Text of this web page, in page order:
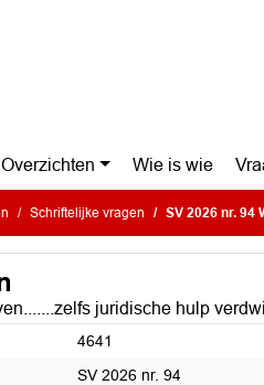
Overzichten Wie is wie
Schriftelijke vragen SV 2026 nr. 94
juridische hulp
4641
SV 2026 nr. 94